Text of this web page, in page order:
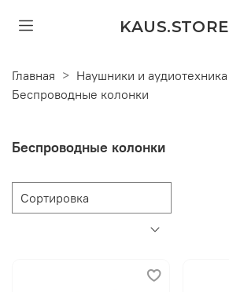
KAUS.STORE
Главная
Наушники и аудиотехника
Беспроводные колонки
Беспроводные колонки